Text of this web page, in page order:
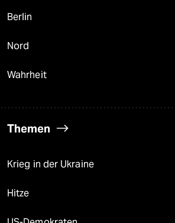
Berlin
Nord
Wahrheit
Themen
Krieg in der Ukraine
Hitze